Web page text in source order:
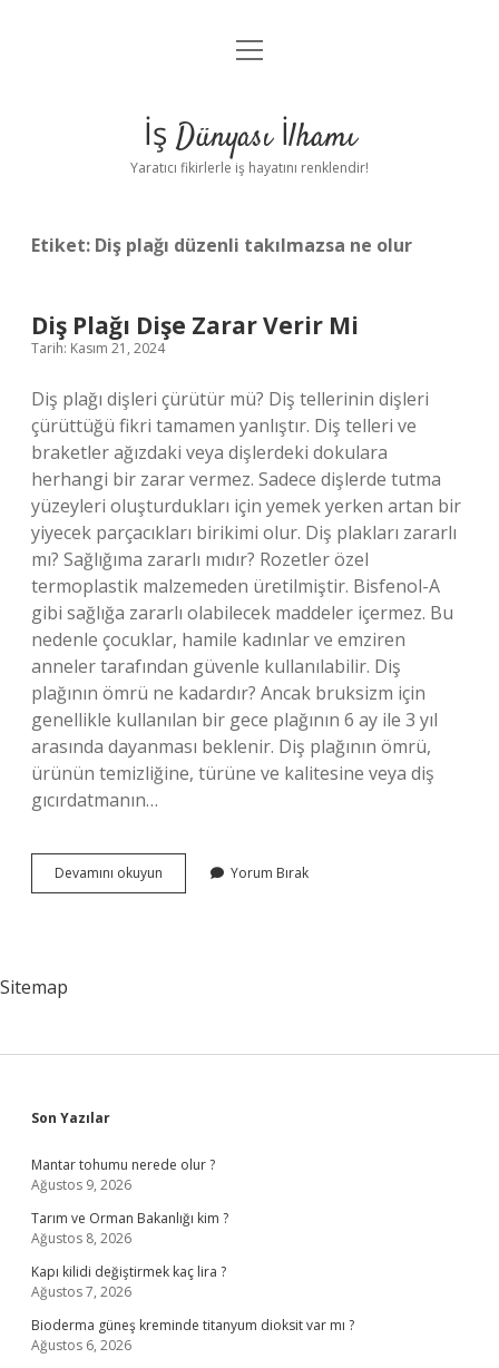
Anasayfa
Yasal Uyarı
menüyü
İş Dünyası İlhamı
Yaratıcı fikirlerle iş hayatını renklendir!
Etiket: Diş plağı düzenli takılmazsa ne olur
Diş Plağı Dişe Zarar Verir Mi
Tarih: Kasım 21, 2024
Diş plağı dişleri çürütür mü? Diş tellerinin dişleri
çürüttüğü fikri tamamen yanlıştır. Diş telleri ve
braketler ağızdaki veya dişlerdeki dokulara
herhangi bir zarar vermez. Sadece dişlerde tutma
yüzeyleri oluşturdukları için yemek yerken artan bir
yiyecek parçacıkları birikimi olur. Diş plakları zararlı
mı? Sağlığıma zararlı mıdır? Rozetler özel
termoplastik malzemeden üretilmiştir. Bisfenol-A
gibi sağlığa zararlı olabilecek maddeler içermez. Bu
nedenle çocuklar, hamile kadınlar ve emziren
anneler tarafından güvenle kullanılabilir. Diş
plağının ömrü ne kadardır? Ancak bruksizm için
genellikle kullanılan bir gece plağının 6 ay ile 3 yıl
arasında dayanması beklenir. Diş plağının ömrü,
ürünün temizliğine, türüne ve kalitesine veya diş
gıcırdatmanın…
Devamını okuyun
Plağı
Yorum Bırak
Sitemap
Sidebar
Son Yazılar
Mantar tohumu nerede olur ?
Ağustos 9, 2026
Tarım ve Orman Bakanlığı kim ?
Ağustos 8, 2026
Kapı kilidi değiştirmek kaç lira ?
Ağustos 7, 2026
Bioderma güneş kreminde titanyum dioksit var mı ?
Ağustos 6, 2026